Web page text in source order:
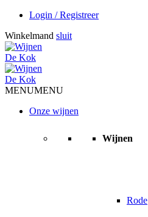
Login / Registreer
Winkelmand sluit
MENUMENU
Onze wijnen
Wijnen
Rode